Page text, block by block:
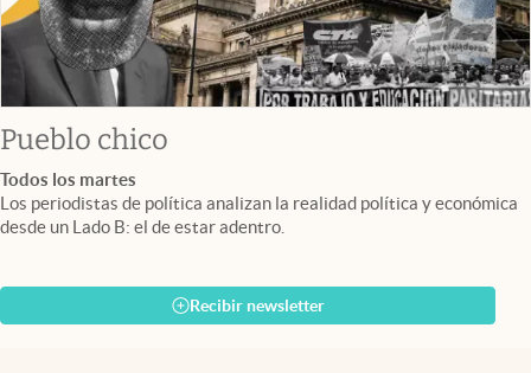
Pueblo chico
Todos los martes
Los periodistas de política analizan la realidad política y económica
desde un Lado B: el de estar adentro.
Recibir newsletter